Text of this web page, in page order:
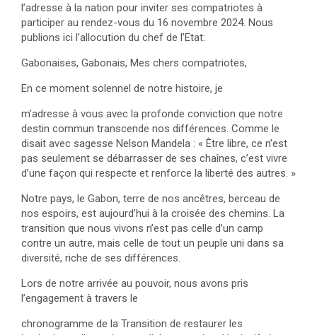
l’adresse à la nation pour inviter ses compatriotes à
participer au rendez-vous du 16 novembre 2024. Nous
publions ici l’allocution du chef de l’Etat:
Gabonaises, Gabonais, Mes chers compatriotes,
En ce moment solennel de notre histoire, je
m’adresse à vous avec la profonde conviction que notre
destin commun transcende nos différences. Comme le
disait avec sagesse Nelson Mandela : « Être libre, ce n’est
pas seulement se débarrasser de ses chaînes, c’est vivre
d’une façon qui respecte et renforce la liberté des autres. »
Notre pays, le Gabon, terre de nos ancêtres, berceau de
nos espoirs, est aujourd’hui à la croisée des chemins. La
transition que nous vivons n’est pas celle d’un camp
contre un autre, mais celle de tout un peuple uni dans sa
diversité, riche de ses différences.
Lors de notre arrivée au pouvoir, nous avons pris
l’engagement à travers le
chronogramme de la Transition de restaurer les